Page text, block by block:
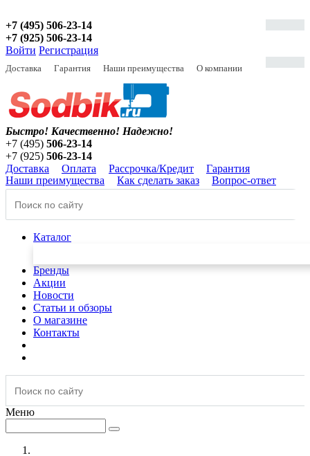
+7 (495) 506-23-14
+7 (925) 506-23-14
Войти Регистрация
Доставка Гарантия Наши преимущества О компании
Быстро! Качественно! Надежно!
+7 (495) 506-23-14
+7 (925) 506-23-14
Доставка
Оплата Рассрочка/Кредит
Гарантия
Наши преимущества
Как сделать заказ Вопрос-ответ
Каталог
Бренды
Акции
Новости
Статьи и обзоры
О магазине
Контакты
Меню